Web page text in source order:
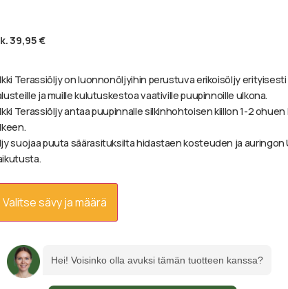
39,95€
Terassiöljy on luonnonöljyihin perustuva erikoisöljy
ja muille kulutuskestoa vaativille puupinnoille ulkona.
Terassiöljy antaa puupinnalle silkinhohtoisen kiillon 1-2
suojaa puuta säärasituksilta hidastaen kosteuden ja auringon
Valitse sävy ja määrä